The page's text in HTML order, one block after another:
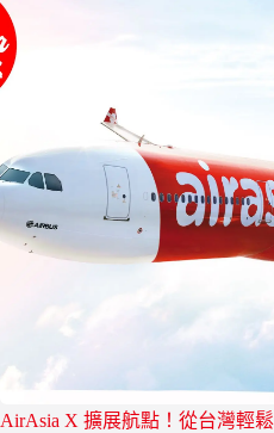
AirAsia X 擴展航點！從台灣輕